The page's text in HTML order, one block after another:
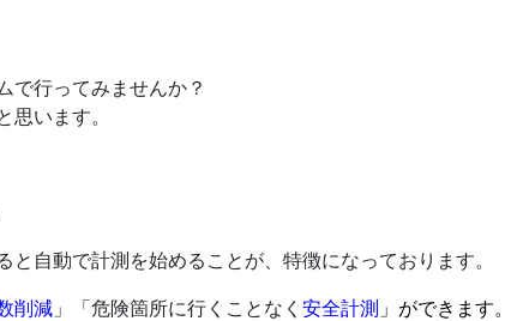
で行ってみませんか？
思います。
自動で計測を始めることが、特徴になっております。
削減 」「危険箇所に行くことなく 安全計測 」ができます。